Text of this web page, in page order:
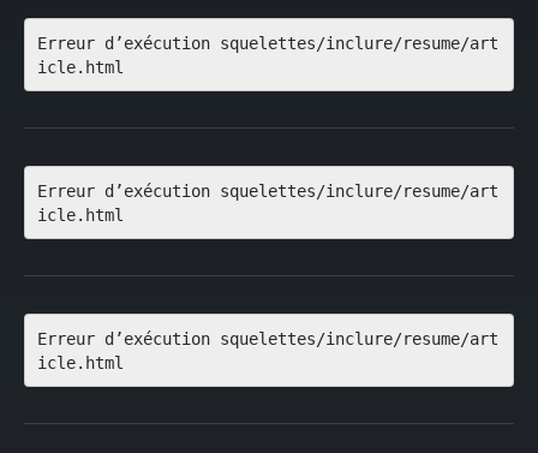
Erreur d’exécution squelettes/inclure/resume/art
icle.html
Erreur d’exécution squelettes/inclure/resume/art
icle.html
Erreur d’exécution squelettes/inclure/resume/art
icle.html